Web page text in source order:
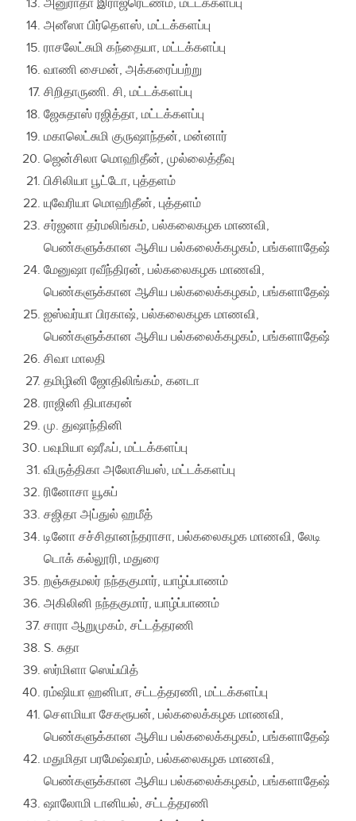
அனுராதா இராஜரெட்ணம், மட்டக்களப்பு
அனீஸா பிர்தௌஸ், மட்டக்களப்பு
ராசலேட்சுமி கந்தையா, மட்டக்களப்பு
வாணி சைமன், அக்கரைப்பற்று
சிறிதாருணி. சி, மட்டக்களப்பு
ஜேசுதாஸ் ரஜித்தா, மட்டக்களப்பு
மகாலெட்சுமி குருஷாந்தன், மன்னார்
ஜென்சிலா மொஹிதீன், முல்லைத்தீவு
பிசிலியா பூட்டோ, புத்தளம்
யுவேரியா மொஹிதீன், புத்தளம்
சர்ஜனா தர்மலிங்கம், பல்கலைகழக மாணவி,
பெண்களுக்கான ஆசிய பல்கலைக்கழகம், பங்களாதேஷ்
மேனுஷா ரவீந்திரன், பல்கலைகழக மாணவி,
பெண்களுக்கான ஆசிய பல்கலைக்கழகம், பங்களாதேஷ்
ஐஸ்வர்யா பிரகாஷ், பல்கலைகழக மாணவி,
பெண்களுக்கான ஆசிய பல்கலைக்கழகம், பங்களாதேஷ்
சிவா மாலதி
தமிழினி ஜோதிலிங்கம், கனடா
ராஜினி திபாகரன்
மு. துஷாந்தினி
பவுமியா ஷரீஃப், மட்டக்களப்பு
விருத்திகா அலோசியஸ், மட்டக்களப்பு
ரினோசா யூசுப்
சஜிதா அப்துல் ஹமீத்
டினோ சச்சிதானந்தராசா, பல்கலைகழக மாணவி, லேடி
டொக் கல்லூரி, மதுரை
றஞ்சுதமலர் நந்தகுமார், யாழ்ப்பாணம்
அகிலினி நந்தகுமார், யாழ்ப்பாணம்
சாரா ஆறுமுகம், சட்டத்தரணி
S. சுதா
ஸர்மிளா ஸெய்யித்
ரம்ஷியா ஹனிபா, சட்டத்தரணி, மட்டக்களப்பு
சௌமியா சேகரூபன், பல்கலைக்கழக மாணவி,
பெண்களுக்கான ஆசிய பல்கலைக்கழகம், பங்களாதேஷ்
மதுமிதா பரமேஷ்வரம், பல்கலைகழக மாணவி,
பெண்களுக்கான ஆசிய பல்கலைக்கழகம், பங்களாதேஷ்
ஷாலோமி டானியல், சட்டத்தரணி